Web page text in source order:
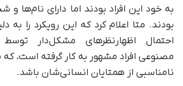
به خود این افراد بودند اما دارای نام‌ها
بودند. متا اعلام کرد که این رویکرد را به
احتمال اظهارنظرهای مشکل‌دار
مصنوعی افراد مشهور به کار گرفته است،
نامناسبی از همتایان انسانی‌شان باشد.